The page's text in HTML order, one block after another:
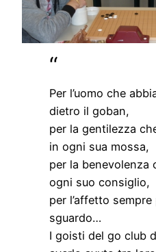
Per l’uomo che
dietro il goban,
per la gentilezza
in ogni sua mossa,
per la benevolenza
ogni suo consiglio,
per l’affetto
sguardo…
I goisti del go club